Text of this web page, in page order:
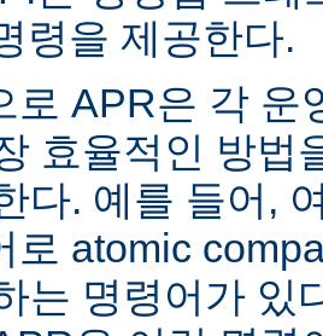
령을 제공한다.
로 APR은 각 운
효율적인 방법
다. 예를 들어,
로 atomic
는 명령어가 있